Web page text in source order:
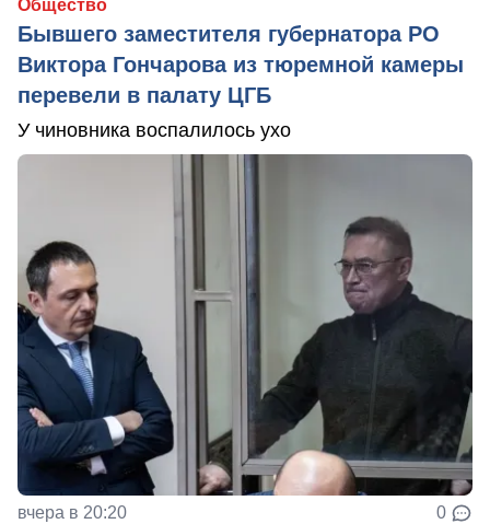
Общество
Бывшего заместителя губернатора РО
Виктора Гончарова из тюремной камеры
перевели в палату ЦГБ
У чиновника воспалилось ухо
вчера в 20:20 0